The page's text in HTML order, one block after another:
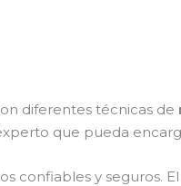
diferentes técnicas de
que pueda
confiables y seguros.